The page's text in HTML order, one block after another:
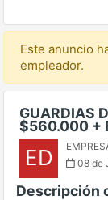
Este anuncio
empleador.
GUARDIAS
$560.000 +
ED
08 de
Descripción